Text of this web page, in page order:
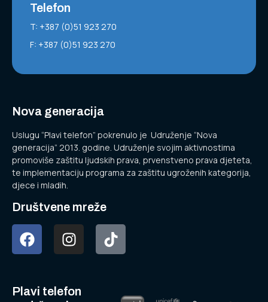
Telefon
T: +387 (0)51 923 270
F: +387 (0)51 923 270
Nova generacija
Uslugu “Plavi telefon” pokrenulo je Udruženje “Nova
generacija” 2013. godine. Udruženje svojim aktivnostima
promoviše zaštitu ljudskih prava, prvenstveno prava djeteta,
te implementaciju programa za zaštitu ugroženih kategorija,
djece i mladih.
Društvene mreže
Plavi telefon